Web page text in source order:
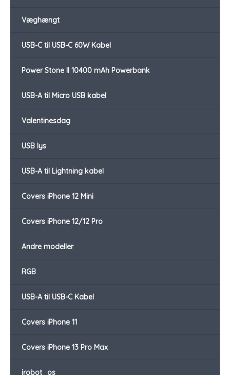
Væghængt
USB-C til USB-C 60W Kabel
Power Stone II 10400 mAh Powerbank
USB-A til Micro USB kabel
Valentinesdag
USB lys
USB-A til Lightning kabel
Covers iPhone 12 Mini
Covers iPhone 12/12 Pro
Andre modeller
RGB
USB-A til USB-C Kabel
Covers iPhone 11
Covers iPhone 13 Pro Max
irobot_os